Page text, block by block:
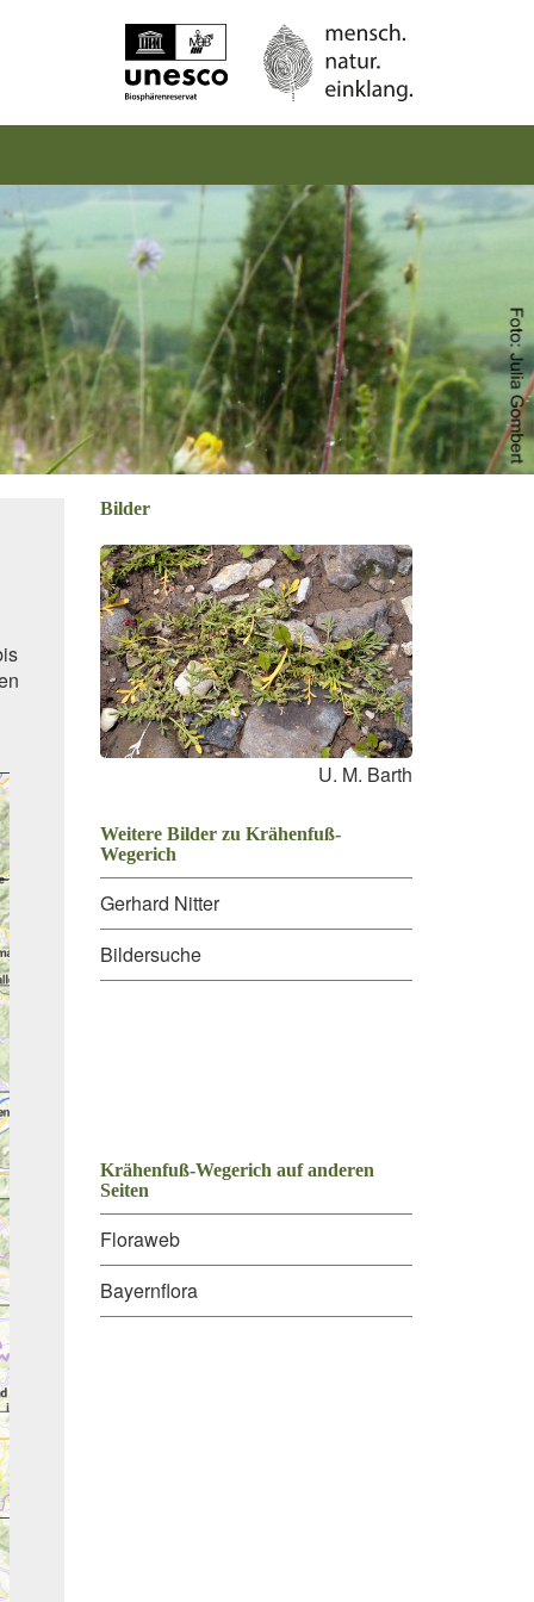
Bilder
U. M. Barth
Weitere Bilder zu Krähenfuß-
Wegerich
Gerhard Nitter
Bildersuche
Krähenfuß-Wegerich auf anderen
Seiten
Floraweb
Bayernflora